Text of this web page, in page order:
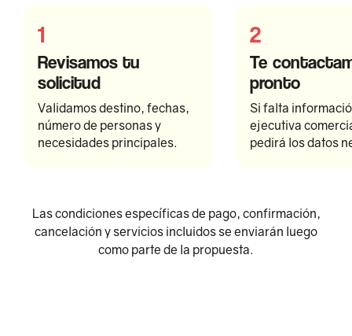
1
Revisamos tu
solicitud
Validamos destino, fechas,
número de personas y
necesidades principales.
2
Te
pronto
Si falta
ejecutiva
pedirá los datos
Las condiciones específicas de pago, confirmación,
cancelación y servicios incluidos se enviarán luego
como parte de la propuesta.